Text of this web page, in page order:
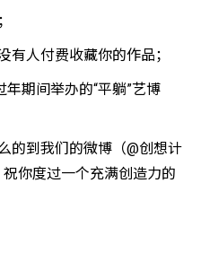
有人付费收藏你的作品；
年期间举办的“平躺”艺博
的到我们的微博（@创想计
你度过一个充满创造力的